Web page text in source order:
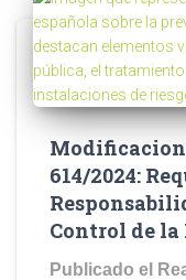
614/2024:
Control de
Publicado el